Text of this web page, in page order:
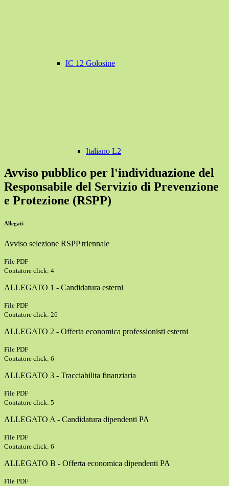
IC 12 Golosine
Italiano L2
Avviso pubblico per l'individuazione del
Responsabile del Servizio di Prevenzione
e Protezione (RSPP)
Allegati
Avviso selezione RSPP triennale
File PDF
Contatore click: 4
ALLEGATO 1 - Candidatura esterni
File PDF
Contatore click: 26
ALLEGATO 2 - Offerta economica professionisti esterni
File PDF
Contatore click: 6
ALLEGATO 3 - Tracciabilita finanziaria
File PDF
Contatore click: 5
ALLEGATO A - Candidatura dipendenti PA
File PDF
Contatore click: 6
ALLEGATO B - Offerta economica dipendenti PA
File PDF